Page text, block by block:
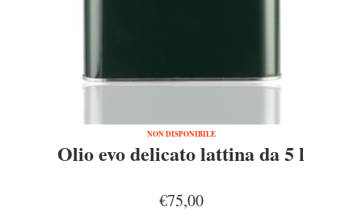
NON DISPONIBILE
Olio evo delicato lattina da 5 l
€75,00